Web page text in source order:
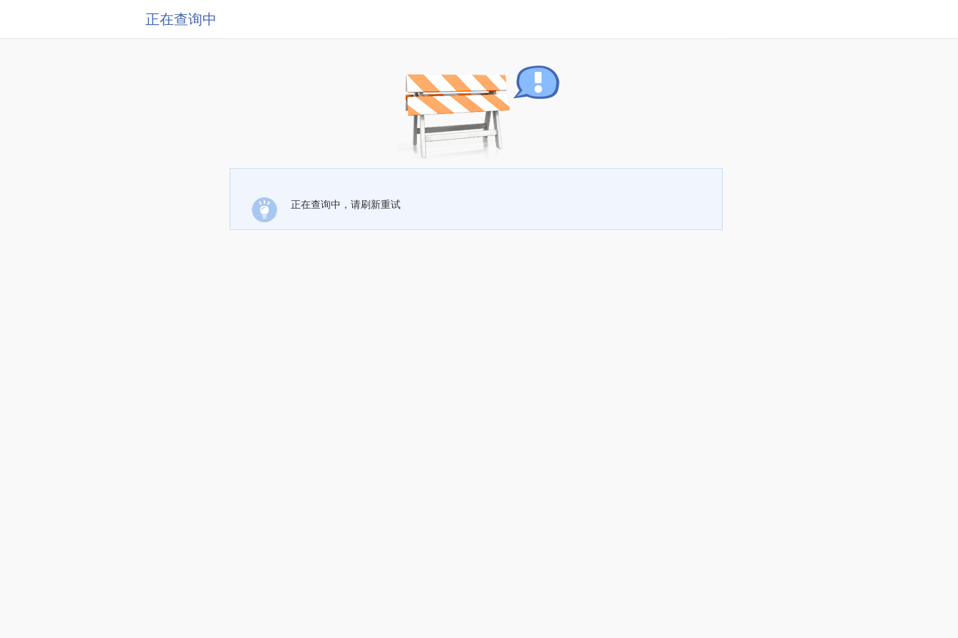
正在查询中
正在查询中，请刷新重试